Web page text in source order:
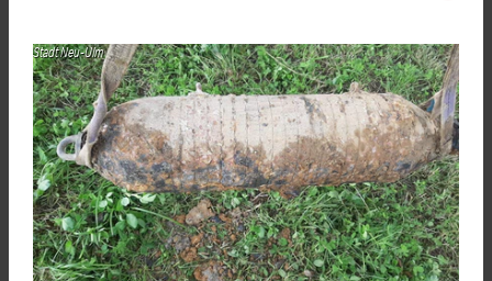
Stadt Neu-Ulm